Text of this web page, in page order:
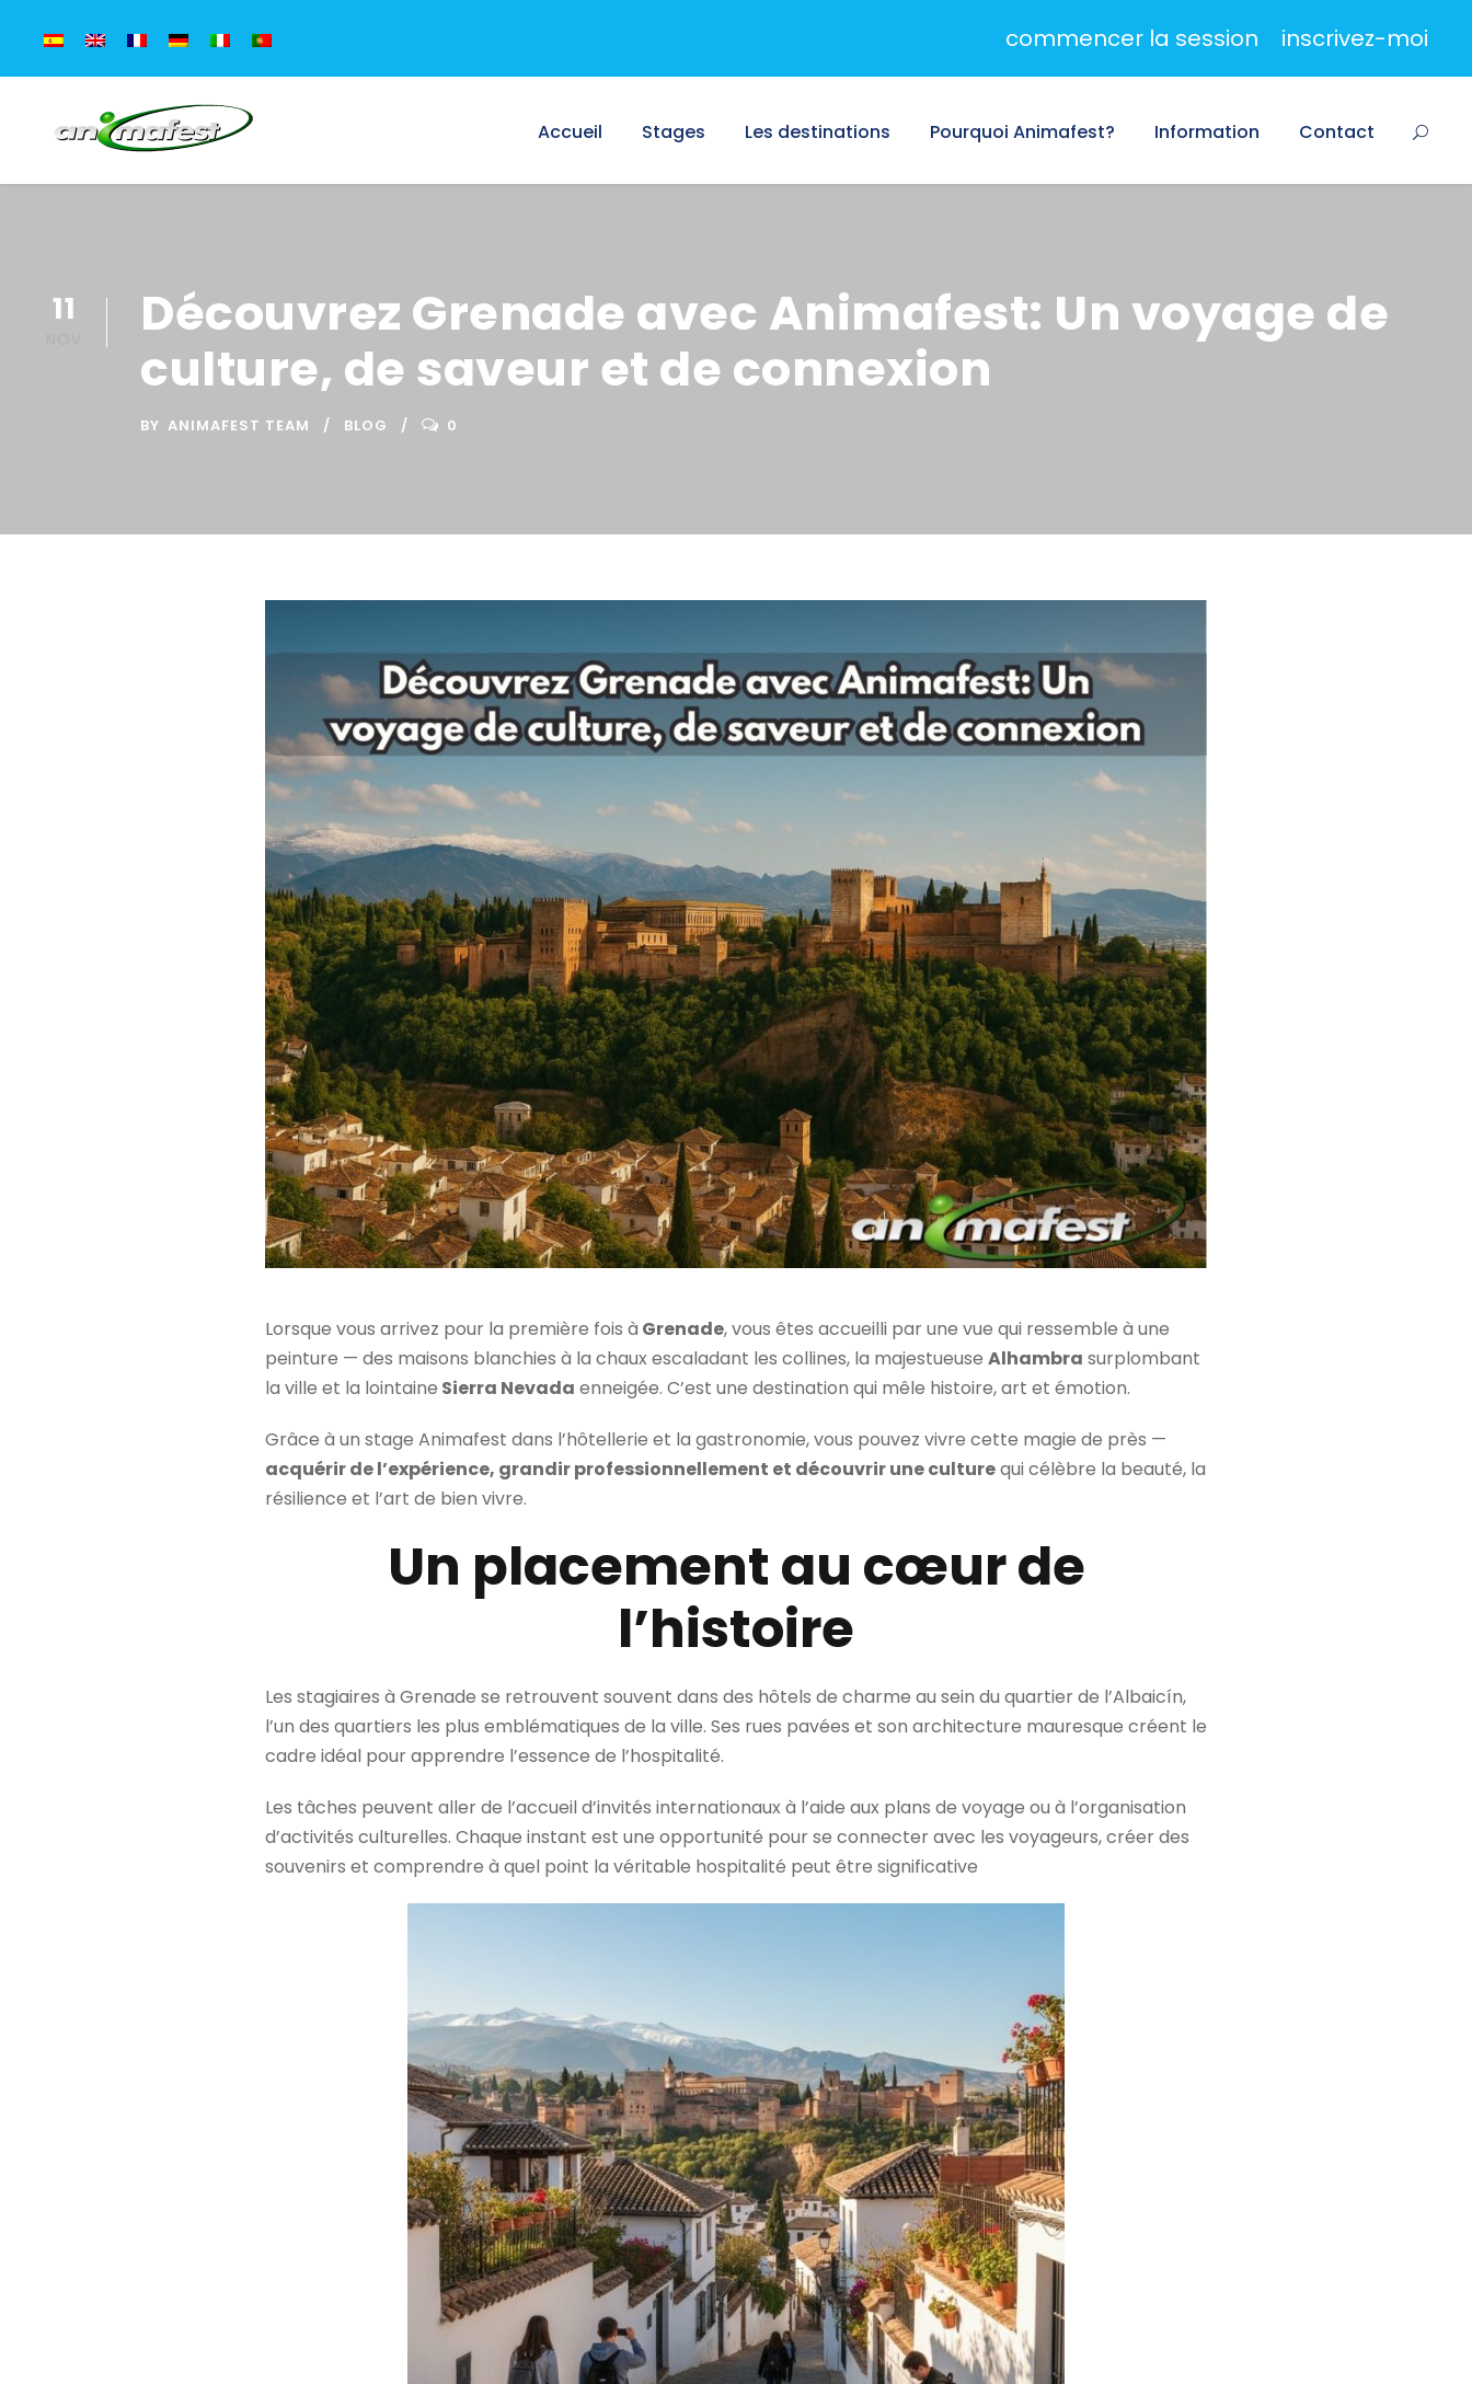
commencer la session inscrivez-moi
Accueil Stages Les destinations Pourquoi Animafest? Information Contact
11
Découvrez Grenade avec Animafest: Un voyage de
culture, de saveur et de connexion
BY ANIMAFEST TEAM BLOG 0
Lorsque vous arrivez pour la première fois à Grenade, vous êtes accueilli par une vue qui ressemble à une
peinture — des maisons blanchies à la chaux escaladant les collines, la majestueuse Alhambra surplombant
la ville et la lointaine Sierra Nevada enneigée. C’est une destination qui mêle histoire, art et émotion.
Grâce à un stage Animafest dans l’hôtellerie et la gastronomie, vous pouvez vivre cette magie de près —
acquérir de l’expérience, grandir professionnellement et découvrir une culturequi célèbre la beauté, la
résilience et l’art de bien vivre.
Un placement au cœur de
l’histoire
Les stagiaires à Grenade se retrouvent souvent dans des hôtels de charme au sein du quartier de l’Albaicín,
l’un des quartiers les plus emblématiques de la ville. Ses rues pavées et son architecture mauresque créent le
cadre idéal pour apprendre l’essence de l’hospitalité.
Les tâches peuvent aller de l’accueil d’invités internationaux à l’aide aux plans de voyage ou à l’organisation
d’activités culturelles. Chaque instant est une opportunité pour se connecter avec les voyageurs, créer des
souvenirs et comprendre à quel point la véritable hospitalité peut être significative